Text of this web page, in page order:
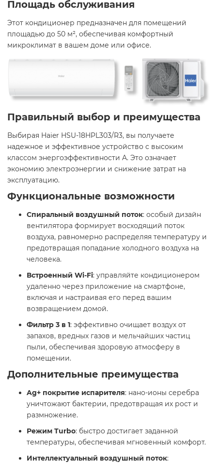
Площадь обслуживания
Этот кондиционер предназначен для помещений
площадью до 50 м², обеспечивая комфортный
микроклимат в вашем доме или офисе.​
Правильный выбор и преимущества
Выбирая Haier HSU-18HPL303/R3, вы получаете
надежное и эффективное устройство с высоким
классом энергоэффективности A. Это означает
экономию электроэнергии и снижение затрат на
эксплуатацию. ​
Функциональные возможности
Спиральный воздушный поток: особый дизайн
вентилятора формирует восходящий поток
воздуха, равномерно распределяя температуру и
предотвращая попадание холодного воздуха на
человека.
Встроенный Wi-Fi: управляйте кондиционером
удаленно через приложение на смартфоне,
включая и настраивая его перед вашим
возвращением домой. ​
Фильтр 3 в 1: эффективно очищает воздух от
запахов, вредных газов и мельчайших частиц
пыли, обеспечивая здоровую атмосферу в
помещении. ​
Дополнительные преимущества
Ag+ покрытие испарителя: нано-ионы серебра
уничтожают бактерии, предотвращая их рост и
размножение. ​
Режим Turbo: быстро достигает заданной
температуры, обеспечивая мгновенный комфорт. ​
Интеллектуальный воздушный поток: